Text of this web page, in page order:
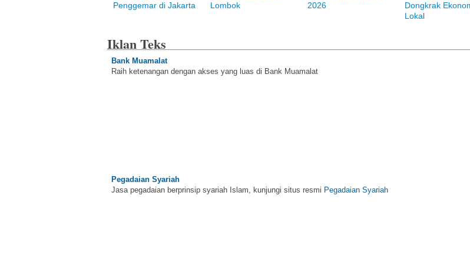
Penggemar di Jakarta
Lombok
2026
Dongkrak
Lokal
Iklan Teks
Bank Muamalat
Raih ketenangan dengan akses yang luas di Bank Muamalat
Pegadaian Syariah
Jasa pegadaian berprinsip syariah Islam, kunjungi situs resmi Pegadaian Syariah